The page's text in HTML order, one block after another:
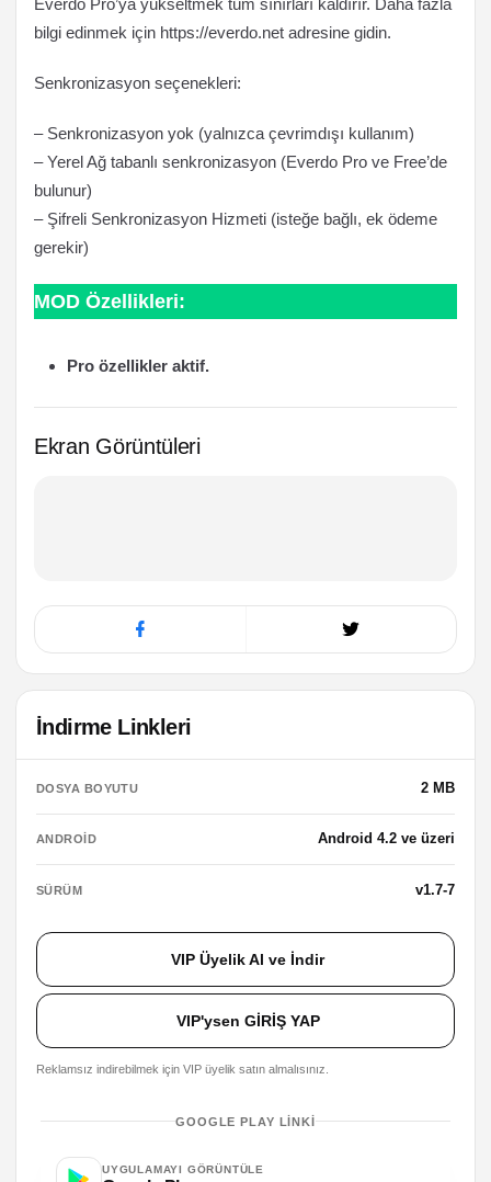
Everdo Pro’ya yükseltmek tüm sınırları kaldırır. Daha fazla
bilgi edinmek için https://everdo.net adresine gidin.
Senkronizasyon seçenekleri:
– Senkronizasyon yok (yalnızca çevrimdışı kullanım)
– Yerel Ağ tabanlı senkronizasyon (Everdo Pro ve Free’de
bulunur)
– Şifreli Senkronizasyon Hizmeti (isteğe bağlı, ek ödeme
gerekir)
MOD Özellikleri:
Pro özellikler aktif.
Ekran Görüntüleri
İndirme Linkleri
DOSYA BOYUTU 2 MB
ANDROID Android 4.2 ve üzeri
SÜRÜM v1.7-7
VIP Üyelik Al ve İndir
VIP'ysen GİRİŞ YAP
Reklamsız indirebilmek için VIP üyelik satın almalısınız.
GOOGLE PLAY LINKI
UYGULAMAYI GÖRÜNTÜLE